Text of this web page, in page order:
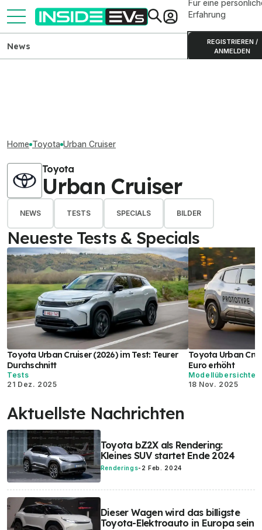
Für eine
Erfahrung
REGISTRIEREN /
ANMELDEN
News
Home Toyota Urban Cruiser
Toyota
Urban Cruiser
NEWS TESTS SPECIALS BILDER
Neueste Tests & Specials
Toyota Urban Cruiser (2026) im Test: Teurer
Durchschnitt
Tests
21 Dez. 2025
Toyota Urban
Euro erhöht
Modellübersichten
18 Nov. 2025
Aktuellste Nachrichten
Toyota bZ2X als Rendering:
Kleines SUV startet Ende 2024
Renderings- 2 Feb. 2024
Dieser Wagen wird das billigste
Toyota-Elektroauto in Europa sein